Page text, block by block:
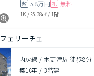
敷 5.8万円 礼 無料
1K / 25.38㎡ / 1階
フェリーチェ
内房線 / 木更津駅 徒歩8分
築10年 / 3階建